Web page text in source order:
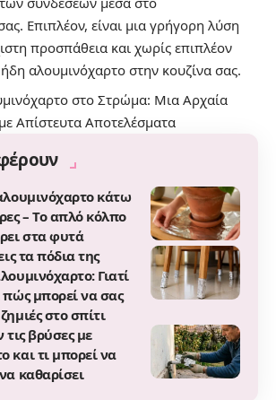
Επιπλέον, είναι μια γρήγορη λύση
προσπάθεια και χωρίς επιπλέον
αλουμινόχαρτο στην κουζίνα σας.
στο Στρώμα: Μια Αρχαία
με Απίστευτα Αποτελέσματα
κάτω
– Το απλό κόλπο
στα φυτά
τα πόδια της
Γιατί
πώς μπορεί να σας
στο σπίτι
τις βρύσες με
και τι μπορεί να
καθαρίσει